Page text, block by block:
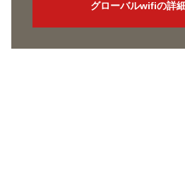
グローバルwifiの詳